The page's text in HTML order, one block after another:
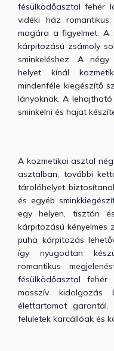
fésülködőasztal fehér
vidéki ház
magára a figyelmet. A
kárpitozású zsámoly
sminkeléshez. A négy
helyet kínál
mindenféle kiegészítő
lányoknak.A lehajtható
sminkelni és hajat
A kozmetikai asztal
asztalban, további
tárolóhelyet
és egyéb
egy helyen, tisztán
kárpitozású kényelmes
puha kárpitozás
így nyugodtan
romantikus
fésülködőasztal
masszív kidolgozás
élettartamot
felületek karcállóak és